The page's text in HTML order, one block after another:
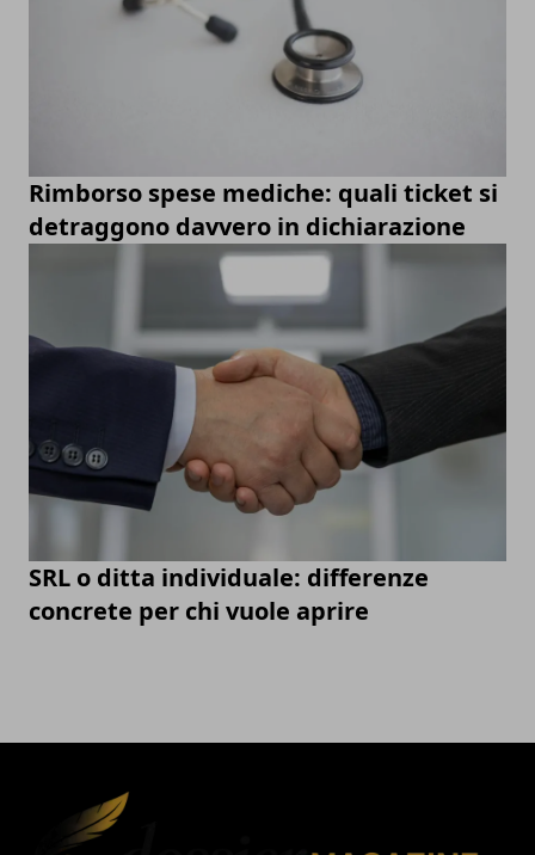
Rimborso spese mediche: quali ticket si
detraggono davvero in dichiarazione
SRL o ditta individuale: differenze
concrete per chi vuole aprire